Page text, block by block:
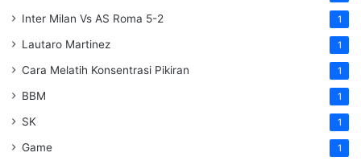
Inter Milan Vs AS Roma 5-2 1
Lautaro Martinez 1
Cara Melatih Konsentrasi Pikiran 1
BBM 1
SK 1
Game 1